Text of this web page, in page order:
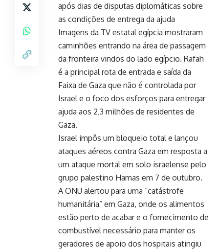
após dias de disputas diplomáticas sobre
as condições de entrega da ajuda
Imagens da TV estatal egípcia mostraram
caminhões entrando na área de passagem
da fronteira vindos do lado egípcio. Rafah
é a principal rota de entrada e saída da
Faixa de Gaza que não é controlada por
Israel e o foco dos esforços para entregar
ajuda aos 2,3 milhões de residentes de
Gaza.
Israel impôs um bloqueio total e lançou
ataques aéreos contra Gaza em resposta a
um ataque mortal em solo israelense pelo
grupo palestino Hamas em 7 de outubro.
A ONU alertou para uma “catástrofe
humanitária” em Gaza, onde os alimentos
estão perto de acabar e o fornecimento de
combustível necessário para manter os
geradores de apoio dos hospitais atingiu